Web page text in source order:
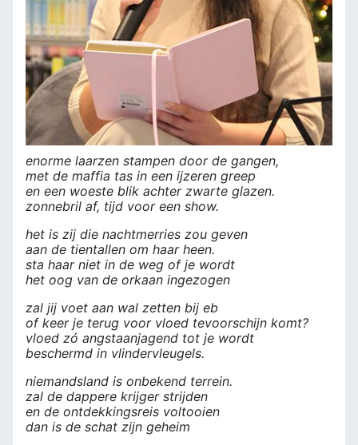
enorme laarzen stampen door de gangen,
met de maffia tas in een ijzeren greep
en een woeste blik achter zwarte glazen.
zonnebril af, tijd voor een show.
het is zij die nachtmerries zou geven
aan de tientallen om haar heen.
sta haar niet in de weg of je wordt
het oog van de orkaan ingezogen
zal jij voet aan wal zetten bij eb
of keer je terug voor vloed tevoorschijn komt?
vloed zó angstaanjagend tot je wordt
beschermd in vlindervleugels.
niemandsland is onbekend terrein.
zal de dappere krijger strijden
en de ontdekkingsreis voltooien
dan is de schat zijn geheim